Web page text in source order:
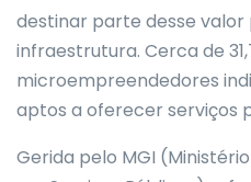
destinar parte desse valor
infraestrutura. Cerca de
microempreendedores
aptos a oferecer serviços
Gerida pelo MGI